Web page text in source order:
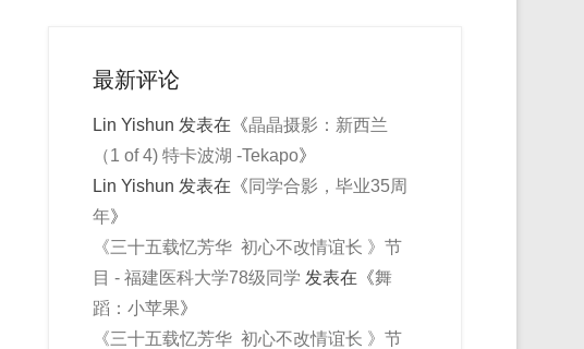
最新评论
Lin Yishun 发表在《晶晶摄影：新西兰
（1 of 4) 特卡波湖 -Tekapo》
Lin Yishun 发表在《同学合影，毕业35周
年》
《三十五载忆芳华 初心不改情谊长 》节
目 - 福建医科大学78级同学 发表在《舞
蹈：小苹果》
《三十五载忆芳华 初心不改情谊长 》节